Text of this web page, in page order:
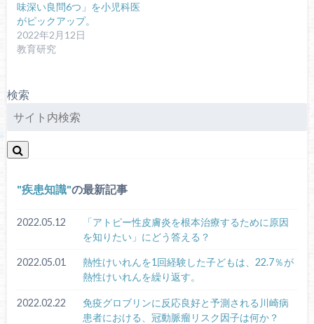
味深い良問6つ」を小児科医
がピックアップ。
2022年2月12日
教育研究
検索
疾患知識 の最新記事
2022.05.12
「アトピー性皮膚炎を根本治療するために原因
を知りたい」にどう答える？
2022.05.01
熱性けいれんを1回経験した子どもは、22.7％が
熱性けいれんを繰り返す。
2022.02.22
免疫グロブリンに反応良好と予測される川崎病
患者における、冠動脈瘤リスク因子は何か？